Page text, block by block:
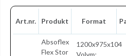
Art.nr. Produkt Format
Absoflex
Flex Stor
1200x975x104
Volym:
Text